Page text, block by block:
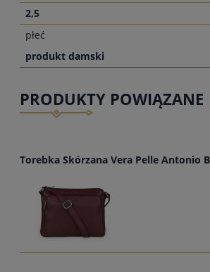
2,5
płeć
produkt damski
PRODUKTY POWIĄZANE
Torebka Skórzana Vera Pelle Antonio